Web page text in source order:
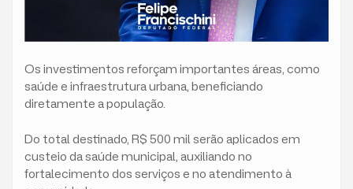
Os investimentos reforçam importantes áreas, como
saúde e infraestrutura urbana, beneficiando
diretamente a população.
Do total destinado, R$ 500 mil serão aplicados em
custeio da saúde municipal, auxiliando no
fortalecimento dos serviços e no atendimento à